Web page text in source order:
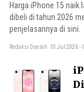
Harga iPhone 15 naik
dibeli di tahun 2026
penjelasannya di sini.
Redaksi Daerah 10 Jul 2026 -